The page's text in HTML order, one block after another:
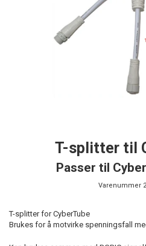
T-splitter til
Passer til
Varenummer
T-splitter for CyberTube
Brukes for å motvirke spenningsfall